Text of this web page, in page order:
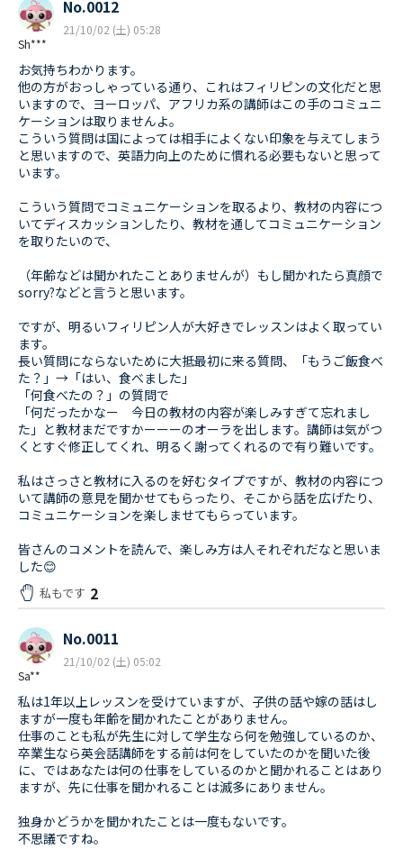
Sh***
No.0012
21/10/02 (土) 05:28
お気持ちわかります。
他の方がおっしゃっている通り、これはフィリピンの文化だと思
いますので、ヨーロッパ、アフリカ系の講師はこの手のコミュニ
ケーションは取りませんよ。
こういう質問は国によっては相手によくない印象を与えてしまう
と思いますので、英語力向上のために慣れる必要もないと思って
います。
こういう質問でコミュニケーションを取るより、教材の内容につ
いてディスカッションしたり、教材を通してコミュニケーション
を取りたいので、
（年齢などは聞かれたことありませんが）もし聞かれたら真顔で
sorry?などと言うと思います。
ですが、明るいフィリピン人が大好きでレッスンはよく取ってい
ます。
長い質問にならないために大抵最初に来る質問、「もうご飯食べ
た？」→「はい、食べました」
「何食べたの？」の質問で
「何だったかなー 今日の教材の内容が楽しみすぎて忘れまし
た」と教材まだですかーーーのオーラを出します。講師は気がつ
くとすぐ修正してくれ、明るく謝ってくれるので有り難いです。
私はさっさと教材に入るのを好むタイプですが、教材の内容につ
いて講師の意見を聞かせてもらったり、そこから話を広げたり、
コミュニケーションを楽しませてもらっています。
皆さんのコメントを読んで、楽しみ方は人それぞれだなと思いま
した😊
私もです 2
Sa**
No.0011
21/10/02 (土) 05:02
私は1年以上レッスンを受けていますが、子供の話や嫁の話はし
ますが一度も年齢を聞かれたことがありません。
仕事のことも私が先生に対して学生なら何を勉強しているのか、
卒業生なら英会話講師をする前は何をしていたのかを聞いた後
に、ではあなたは何の仕事をしているのかと聞かれることはあり
ますが、先に仕事を聞かれることは滅多にありません。
独身かどうかを聞かれたことは一度もないです。
不思議ですね。